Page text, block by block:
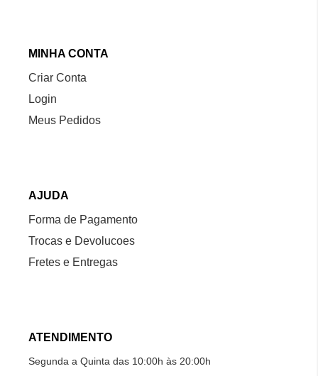
MINHA CONTA
Criar Conta
Login
Meus Pedidos
AJUDA
Forma de Pagamento
Trocas e Devolucoes
Fretes e Entregas
ATENDIMENTO
Segunda a Quinta das 10:00h às 20:00h